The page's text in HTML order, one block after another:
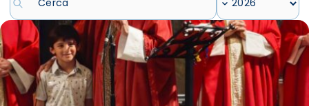
Cercar articles
Filtrar per any